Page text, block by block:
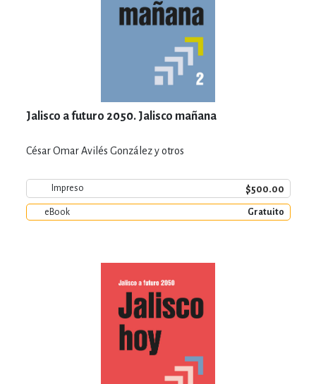
Jalisco a futuro 2050. Jalisco mañana
César Omar Avilés González y otros
Impreso $500.00
eBook Gratuito